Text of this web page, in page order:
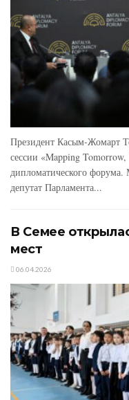
Президент Касым-Жомарт
сессии «Mapping
дипломатического
депутат Парламента...
В Семее
мест
06.04.2026